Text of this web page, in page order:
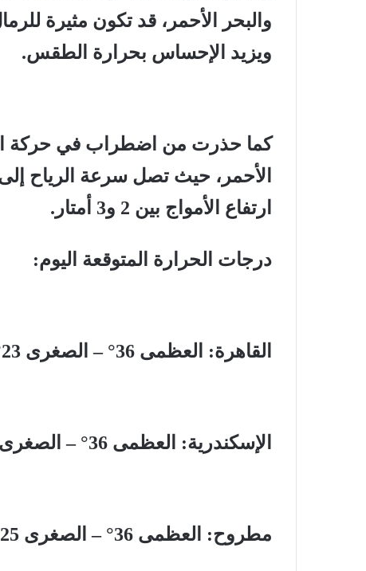
والبحر الأحمر، قد تكون مثيرة
ويزيد الإحساس بحرارة الطقس.
كما حذرت من اضطراب في حركة
ارتفاع الأمواج بين 2 و3 أمتار.
درجات الحرارة المتوقعة اليوم:
القاهرة: العظمى 36° – الصغرى 23°
الإسكندرية: العظمى 36° – الصغرى 23°
مطروح: العظمى 36° – الصغرى 25°